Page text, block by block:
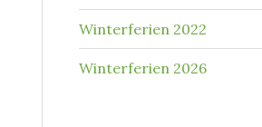
Winterferien 2022
Winterferien 2026